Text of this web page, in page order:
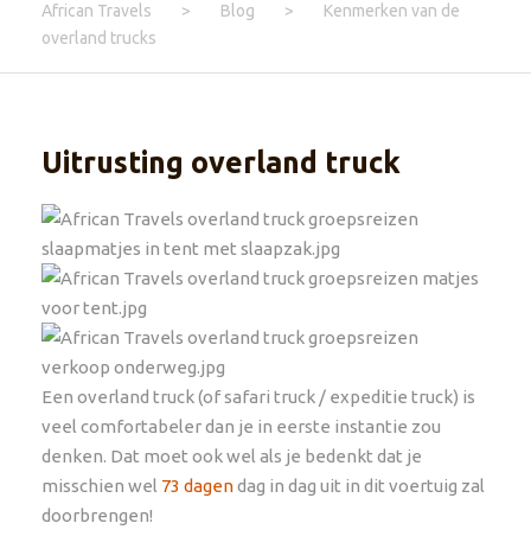
African Travels > Blog >
Kenmerken van de
overland trucks
Uitrusting overland truck
Een overland truck (of safari truck / expeditie truck) is
veel comfortabeler dan je in eerste instantie zou
denken. Dat moet ook wel als je bedenkt dat je
misschien wel 73 dagendag in dag uit in dit voertuig zal
doorbrengen!